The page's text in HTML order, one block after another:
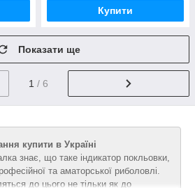
Купити
Показати ще
1 / 6
купити в Україні
знає, що таке індикатор покльовки,
та аматорської риболовлі.
до цього не тільки як до